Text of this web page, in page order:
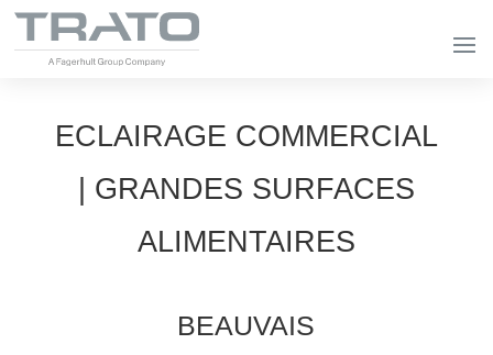
ECLAIRAGE COMMERCIAL
| GRANDES SURFACES
ALIMENTAIRES
BEAUVAIS